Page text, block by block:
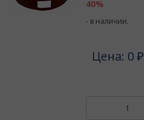
40%
- в наличии.
Цена: 0 ₽